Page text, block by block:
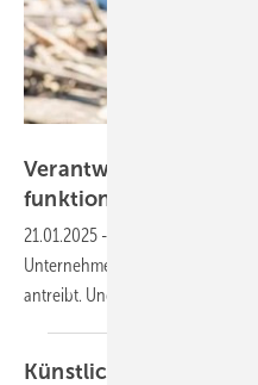
Verantwortung im
funktioniert
21.01.2025 -
Unternehmerinnen und
antreibt. Und sie geben gute
Künstliche Intelligenz,